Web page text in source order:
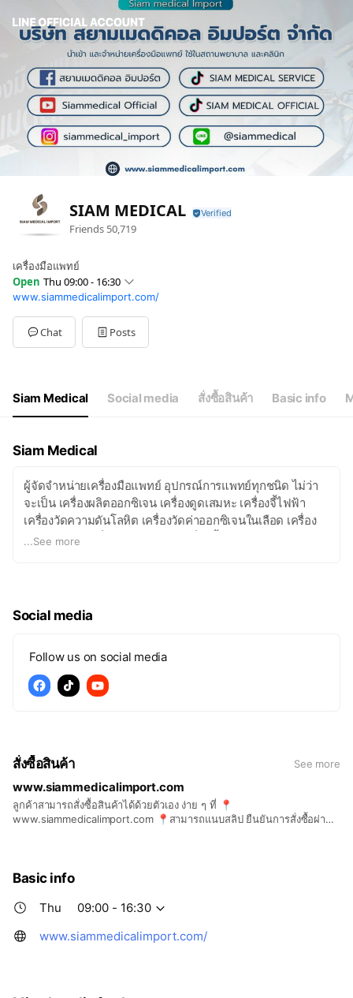
SIAM MEDICAL
Friends 50,719
เครื่องมือแพทย์
Open Thu 09:00 - 16:30
SunClosed
Mon09:00 - 16:30
Tue09:00 - 16:30
Wed09:00 - 16:30
Sat
09:00 - 15:00
www.siammedicalimport.com/
Chat Posts
Siam Medical Social media สั่งซื้อสินค้า Basic info
Siam Medical
ผู้จัดจำหน่ายเครื่องมือแพทย์ อุปกรณ์การแพทย์ทุกชนิด ไม่ว่า
จะเป็น เครื่องผลิตออกซิเจน เครื่องดูดเสมหะ เครื่องจี้ไฟฟ้า
เครื่องวัดความดันโลหิต เครื่องวัดค่าออกซิเจนในเลือด เครื่อง
พ่นละอองยา เครื่องอัลตร้าซาวด์ เครื่องจี้ไฟฟ้าห้ามเลือด
ตรวจหู ตา คอ จมูก ชุดส่องหลอดลม หูฟังแพทย์ เครื่องวัดองค์
ประกอบมวลกาย เครื่องชั่งน้ำหนัก อุปกรณ์บริหารปอด และอื่น
...See more
Social media
Follow us on social media
สั่งซื้อสินค้า See more
www.siammedicalimport.com
ลูกค้าสามารถสั่งซื้อสินค้าได้ด้วยตัวเอง ง่าย ๆ ที่ 📍
www.siammedicalimport.com 📍สามารถแนบสลิป ยืนยันการสั่งซื้อผ่าน
Basic info
Thu
09:00 - 16:30
www.siammedicalimport.com/